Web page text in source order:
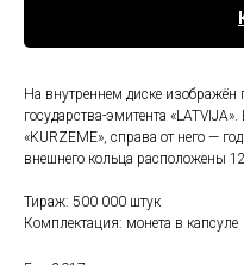
На внутреннем диске изображён
государства-эмитента
«KURZEME», справа от него —
внешнего кольца расположены
Тираж: 500 000 штук
Комплектация: монета в капсуле